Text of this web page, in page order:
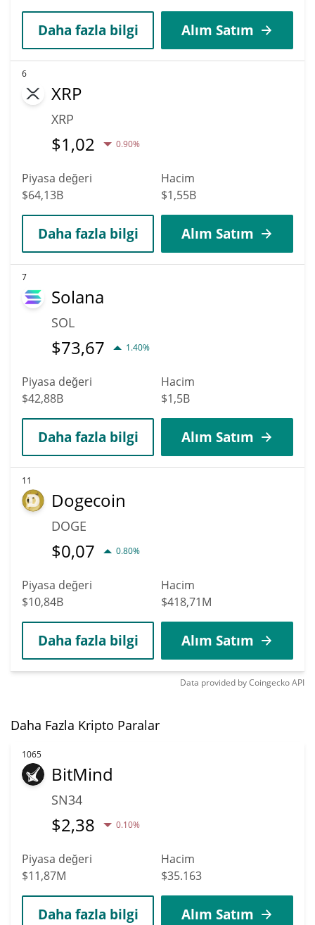
Daha fazla bilgi Alım Satım
6
XRP
XRP
$1,02 0.90%
Piyasa değeri
$64,13B
Hacim
$1,55B
Daha fazla bilgi Alım Satım
7
Solana
SOL
$73,67 1.40%
Piyasa değeri
$42,88B
Hacim
$1,5B
Daha fazla bilgi Alım Satım
11
Dogecoin
DOGE
$0,07 0.80%
Piyasa değeri
$10,84B
Hacim
$418,71M
Daha fazla bilgi Alım Satım
Data provided byCoingeckoAPI
Daha Fazla Kripto Paralar
1065
BitMind
SN34
$2,38 0.10%
Piyasa değeri
$11,87M
Hacim
$35.163
Daha fazla bilgi Alım Satım